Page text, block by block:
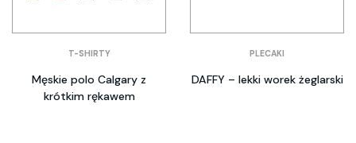
T-SHIRTY
Męskie polo Calgary z
krótkim rękawem
PLECAKI
DAFFY – lekki worek żeglarski